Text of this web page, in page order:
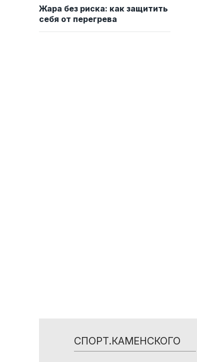
Жара без риска: как защитить
себя от перегрева
СПОРТ.КАМЕНСКОГО